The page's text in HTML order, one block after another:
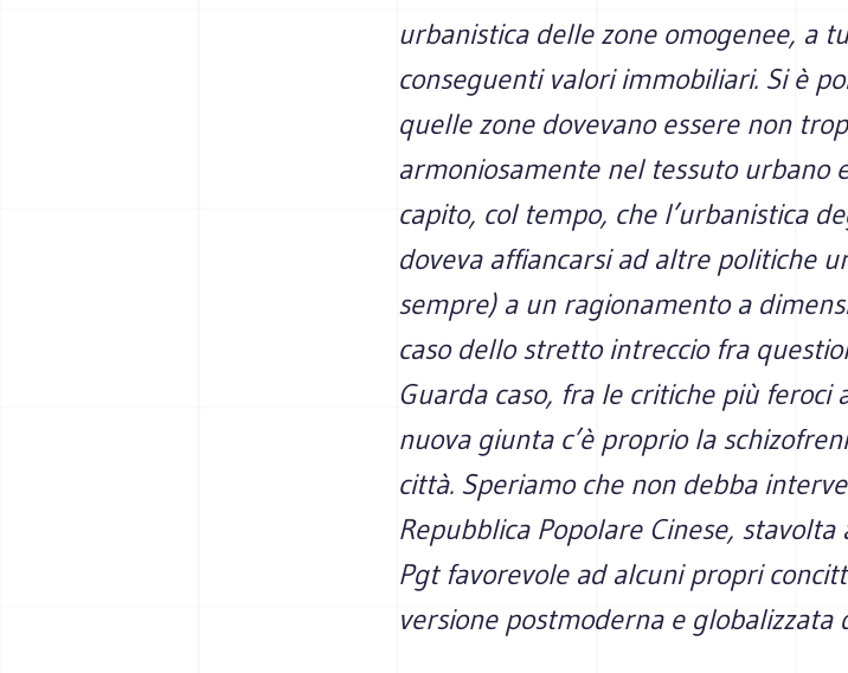
urbanistica delle zone omogenee, a
conseguenti valori immobiliari. Si è
quelle zone dovevano essere non
armoniosamente nel tessuto urbano
capito, col tempo, che l’urbanistica
doveva affiancarsi ad altre politiche
sempre) a un ragionamento a
caso dello stretto intreccio fra
Guarda caso, fra le critiche più
nuova giunta c’è proprio la
città. Speriamo che non debba
Repubblica Popolare Cinese,
Pgt favorevole ad alcuni propri
versione postmoderna e globalizzata